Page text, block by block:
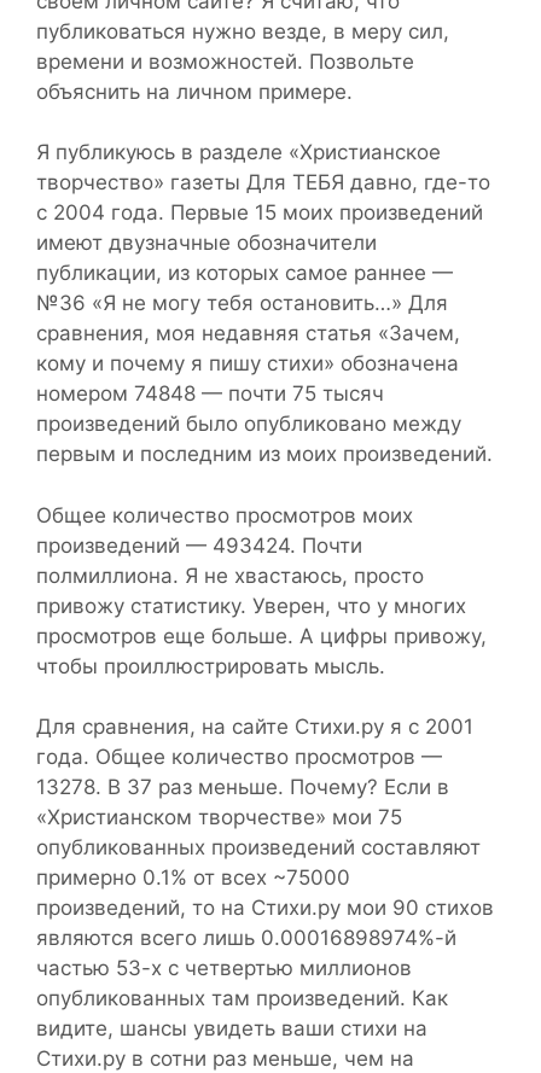
публиковаться нужно везде, в меру сил,
времени и возможностей. Позвольте
объяснить на личном примере.
Я публикуюсь в разделе «Христианское
творчество» газеты Для ТЕБЯ давно, где-то
с 2004 года. Первые 15 моих произведений
имеют двузначные обозначители
публикации, из которых самое раннее —
№36 «Я не могу тебя остановить…» Для
сравнения, моя недавняя статья «Зачем,
кому и почему я пишу стихи» обозначена
номером 74848 — почти 75 тысяч
произведений было опубликовано между
первым и последним из моих произведений.
Общее количество просмотров моих
произведений — 493424. Почти
полмиллиона. Я не хвастаюсь, просто
привожу статистику. Уверен, что у многих
просмотров еще больше. А цифры привожу,
чтобы проиллюстрировать мысль.
Для сравнения, на сайте Стихи.ру я с 2001
года. Общее количество просмотров —
13278. В 37 раз меньше. Почему? Если в
«Христианском творчестве» мои 75
опубликованных произведений составляют
примерно 0.1% от всех ~75000
произведений, то на Стихи.ру мои 90 стихов
являются всего лишь 0.00016898974%-й
частью 53-х с четвертью миллионов
опубликованных там произведений. Как
видите, шансы увидеть ваши стихи на
Стихи.ру в сотни раз меньше, чем на